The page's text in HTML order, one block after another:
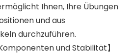
Ihnen, Ihre Übungen
und aus
durchzuführen.
und Stabilität】